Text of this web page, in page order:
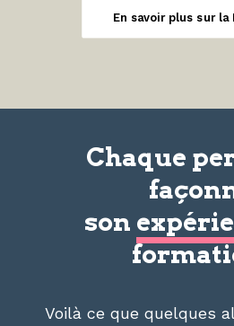
En savoir plus sur la
Chaque
son
Voilà ce que quelques